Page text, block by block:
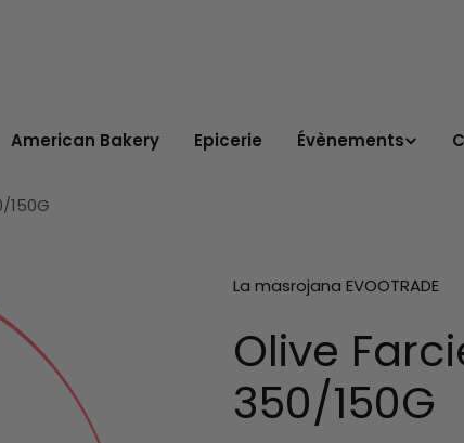
American Bakery Epicerie Évènements
150G
La masrojana EVOOTRADE
Olive
350/150G